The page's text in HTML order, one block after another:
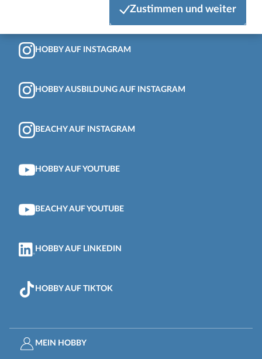
Zustimmen und weiter
BEACHY AUF FACEBOOK
HOBBY AUF INSTAGRAM
HOBBY AUSBILDUNG AUF INSTAGRAM
BEACHY AUF INSTAGRAM
HOBBY AUF YOUTUBE
BEACHY AUF YOUTUBE
HOBBY AUF LINKEDIN
HOBBY AUF TIKTOK
MEIN HOBBY